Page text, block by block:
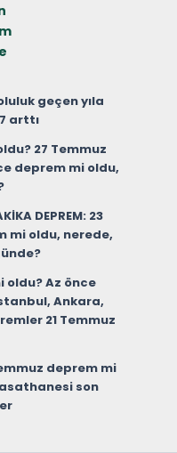
geçen yıla
arttı
27 Temmuz
deprem mi oldu,
DEPREM: 23
mi oldu, nerede,
oldu? Az önce
Ankara,
21 Temmuz
deprem mi
son